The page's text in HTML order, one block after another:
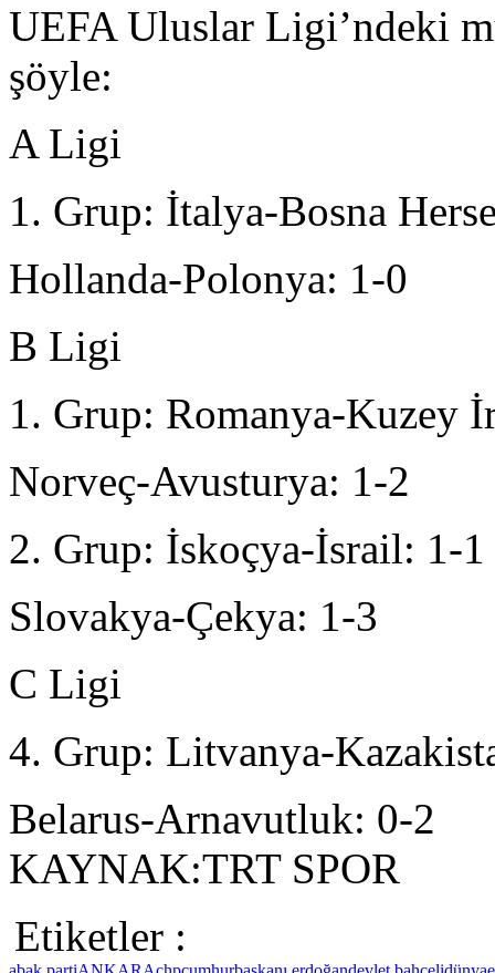
UEFA Uluslar Ligi’ndeki
şöyle:
A Ligi
1. Grup: İtalya-Bosna
Hollanda-Polonya: 1-0
B Ligi
1. Grup: Romanya-Kuzey
Norveç-Avusturya: 1-2
2. Grup: İskoçya-İsrail: 1-1
Slovakya-Çekya: 1-3
C Ligi
4. Grup: Litvanya-
Belarus-Arnavutluk: 0-2
KAYNAK:TRT SPOR
Etiketler :